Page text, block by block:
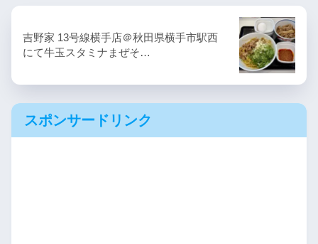
吉野家 13号線横手店＠秋田県横手市駅西
にて牛玉スタミナまぜそ…
スポンサードリンク